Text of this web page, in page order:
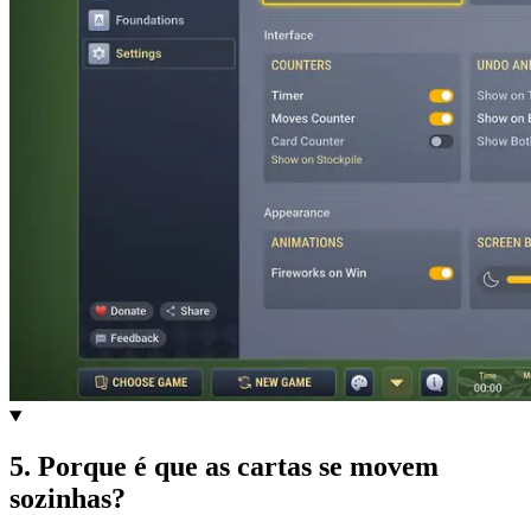
5. Porque é que as cartas se movem
sozinhas?